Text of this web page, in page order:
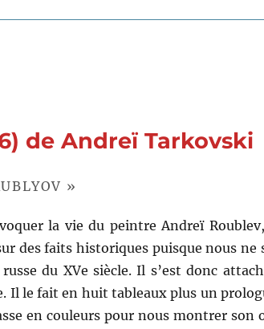
de Andreï Tarkovski
»
la vie du peintre Andreï
des faits historiques puisque nous ne
du XVe siècle. Il s’est donc
Il le fait en huit tableaux plus un
en couleurs pour nous montrer son